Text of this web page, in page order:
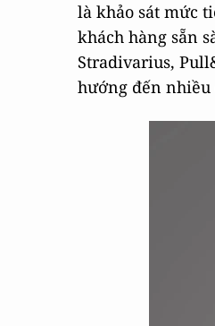
là khảo sát mức
khách hàng sẵn
Stradivarius,
hướng đến nhiều